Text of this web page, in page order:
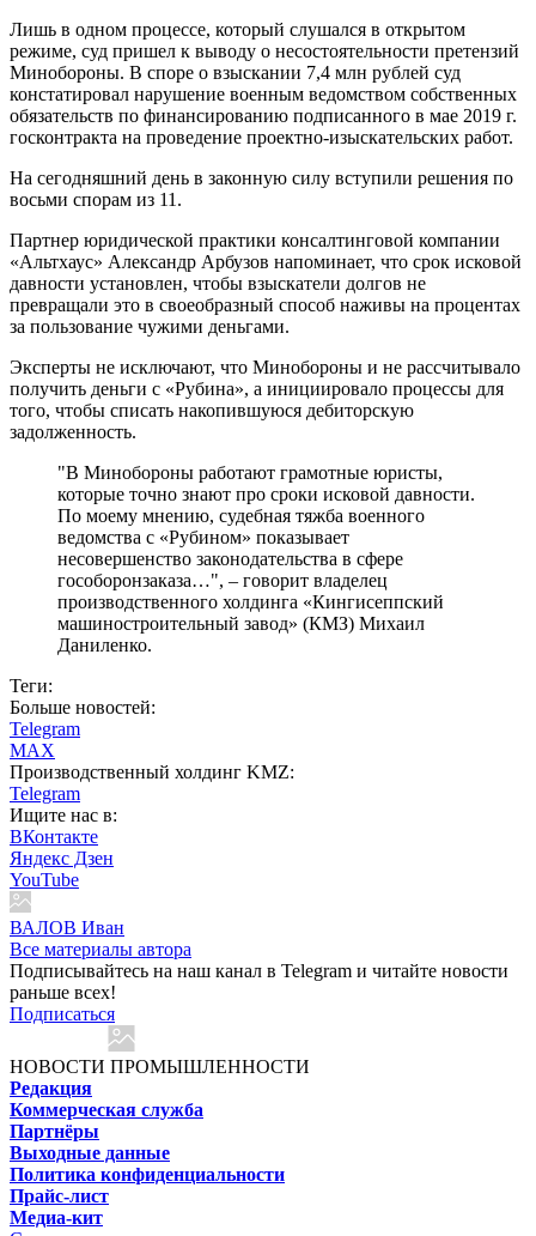
Лишь в одном процессе, который слушался в открытом
режиме, суд пришел к выводу о несостоятельности претензий
Минобороны. В споре о взыскании 7,4 млн рублей суд
констатировал нарушение военным ведомством собственных
обязательств по финансированию подписанного в мае 2019 г.
госконтракта на проведение проектно-изыскательских работ.
На сегодняшний день в законную силу вступили решения по
восьми спорам из 11.
Партнер юридической практики консалтинговой компании
«Альтхаус» Александр Арбузов напоминает, что срок исковой
давности установлен, чтобы взыскатели долгов не
превращали это в своеобразный способ наживы на процентах
за пользование чужими деньгами.
Эксперты не исключают, что Минобороны и не рассчитывало
получить деньги с «Рубина», а инициировало процессы для
того, чтобы списать накопившуюся дебиторскую
задолженность.
"В Минобороны работают грамотные юристы,
которые точно знают про сроки исковой давности.
По моему мнению, судебная тяжба военного
ведомства с «Рубином» показывает
несовершенство законодательства в сфере
гособоронзаказа…", – говорит владелец
производственного холдинга «Кингисеппский
машиностроительный завод» (КМЗ) Михаил
Даниленко.
Теги:
Больше новостей:
Telegram
MAX
Производственный холдинг KMZ:
Telegram
Ищите нас в:
ВКонтакте
Яндекс Дзен
YouTube
ВАЛОВ Иван
Все материалы автора
Подписывайтесь на наш канал в Telegram и читайте новости
раньше всех!
Подписаться
НОВОСТИ ПРОМЫШЛЕННОСТИ
Редакция
Коммерческая служба
Партнёры
Выходные данные
Политика конфиденциальности
Прайс-лист
Медиа-кит